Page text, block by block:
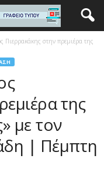
Πιερρακάκης στην πρεμιέρα της
της
με τον
| Πέμπτη